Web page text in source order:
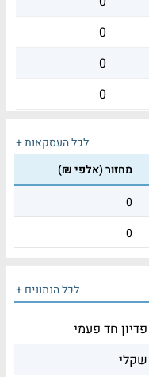
0
0
0
לכל העסקאות +
מחזור (אלפי ₪)
0
0
לכל הנתונים +
פדיון חד פעמי
שקלי